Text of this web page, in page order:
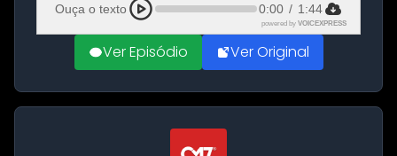
materia...
Ouça o texto 0:00 / 1:44
powered by VOICEXPRESS
Ver Episódio Ver Original